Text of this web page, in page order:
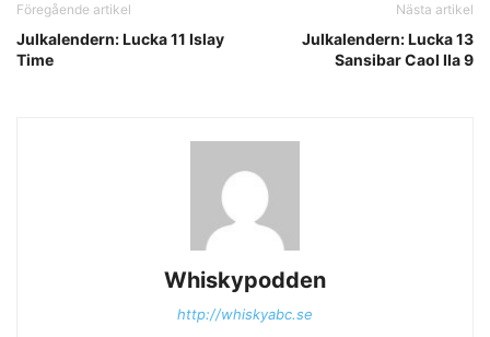
Föregående artikel
Julkalendern: Lucka 11 Islay
Time
Nästa artikel
Julkalendern: Lucka 13
Sansibar Caol Ila 9
Whiskypodden
http://whiskyabc.se